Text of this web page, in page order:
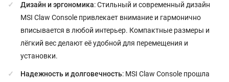
Дизайн и эргономика: Стильный и современный дизайн
MSI Claw Console привлекает внимание и гармонично
вписывается в любой интерьер. Компактные размеры и
лёгкий вес делают её удобной для перемещения и
установки.
Надежность и долговечность: MSI Claw Console прошла